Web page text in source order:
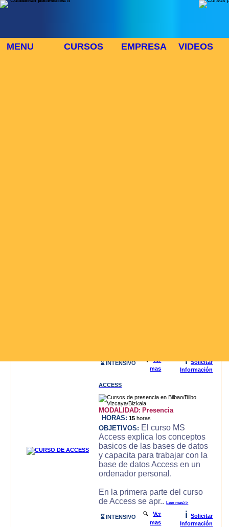
MENU CURSOS EMPRESA VIDEOS
⌛ INTENSIVO
mas
i Solicitar
Información
ACCESS
MODALIDAD: Presencia
HORAS: 15 horas
OBJETIVOS: El curso MS
Access explica los conceptos
basicos de las bases de datos
y capacita para trabajar con la
base de datos Access en un
ordenador personal.
En la primera parte del curso
de Access se apr..Leer mas>>
⌛ INTENSIVO 🔍Ver
mas
i
Solicitar
Información